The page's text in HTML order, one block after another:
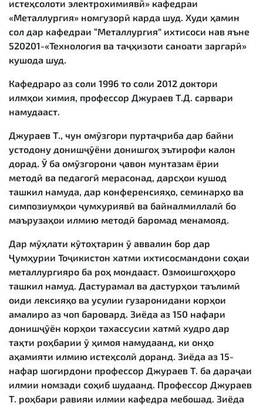
истеҳсолоти электрохимиявӣ» кафедраи
«Металлургия» номгузорӣ карда шуд. Худи ҳамин
сол дар кафедраи “Металлургия” ихтисоси нав яъне
520201-«Технология ва таҷҳизоти саноати заргарӣ»
кушода шуд.
Кафедраро аз соли 1996 то соли 2012 доктори
илмҳои химия, профессор Джураев Т.Д. сарвари
намудааст.
Джураев Т., чун омӯзгори пуртаҷриба дар байни
устодону донишҷӯёни донишгоҳ эътирофи калон
дорад. Ӯ ба омӯзгорони ҷавон мунтазам ёрии
методӣ ва педагогӣ мерасонад, дарсҳои кушод
ташкил намуда, дар конференсияҳо, семинарҳо ва
симпозиумҳои ҷумхуриявӣ ва байналмиллалӣ бо
маърузаҳои илмию методӣ баромад менамояд.
Дар мӯҳлати кӯтоҳтарин ӯ аввалин бор дар
Ҷумҳурии Тоҷикистон хатми ихтисосмандони соҳаи
металлургияро ба роҳ мондааст. Озмоишгоҳҳоро
ташкил намуд. Дастурамал ва дастурҳои таълимӣ
оиди лексияҳо ва усулии гузаронидани корҳои
амалиро аз чоп баровард. Зиёда аз 150 нафари
донишҷӯён корҳои тахассусии хатмӣ худро дар
таҳти роҳбарии ӯ ҳимоя намудаанд, ки онҳо
аҳамияти илмию истеҳсолӣ доранд. Зиёда аз 15-
нафар шогирдони профессор Джураев Т. ба дараҷаи
илмии номзади соҳиб шудаанд. Профессор Джураев
Т. роҳбари равияи илмии кафедра мебошад. Зиёда